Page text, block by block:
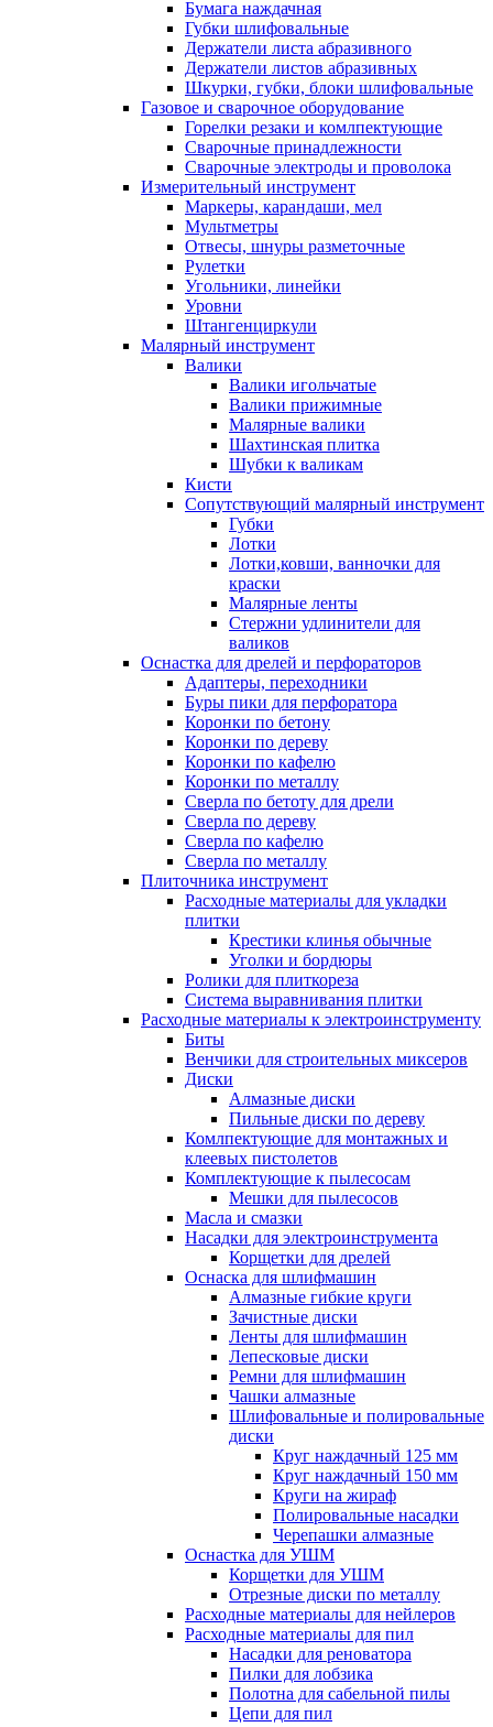
Бумага наждачная
Губки шлифовальные
Держатели листа абразивного
Держатели листов абразивных
Шкурки, губки, блоки шлифовальные
Газовое и сварочное оборудование
Горелки резаки и комлпектующие
Сварочные принадлежности
Сварочные электроды и проволока
Измерительный инструмент
Маркеры, карандаши, мел
Мультметры
Отвесы, шнуры разметочные
Рулетки
Угольники, линейки
Уровни
Штангенциркули
Малярный инструмент
Валики
Валики игольчатые
Валики прижимные
Малярные валики
Шахтинская плитка
Шубки к валикам
Кисти
Сопутствующий малярный инструмент
Губки
Лотки
Лотки,ковши, ванночки для
краски
Малярные ленты
Стержни удлинители для
валиков
Оснастка для дрелей и перфораторов
Адаптеры, переходники
Буры пики для перфоратора
Коронки по бетону
Коронки по дереву
Коронки по кафелю
Коронки по металлу
Сверла по бетоту для дрели
Сверла по дереву
Сверла по кафелю
Сверла по металлу
Плиточника инструмент
Расходные материалы для укладки
плитки
Крестики клинья обычные
Уголки и бордюры
Ролики для плиткореза
Система выравнивания плитки
Расходные материалы к электроинструменту
Биты
Венчики для строительных миксеров
Диски
Алмазные диски
Пильные диски по дереву
Комлпектующие для монтажных и
клеевых пистолетов
Комплектующие к пылесосам
Мешки для пылесосов
Масла и смазки
Насадки для электроинструмента
Корщетки для дрелей
Оснаска для шлифмашин
Алмазные гибкие круги
Зачистные диски
Ленты для шлифмашин
Лепесковые диски
Ремни для шлифмашин
Чашки алмазные
Шлифовальные и полировальные
диски
Круг наждачный 125 мм
Круг наждачный 150 мм
Круги на жираф
Полировальные насадки
Черепашки алмазные
Оснастка для УШМ
Корщетки для УШМ
Отрезные диски по металлу
Расходные материалы для нейлеров
Расходные материалы для пил
Насадки для реноватора
Пилки для лобзика
Полотна для сабельной пилы
Цепи для пил